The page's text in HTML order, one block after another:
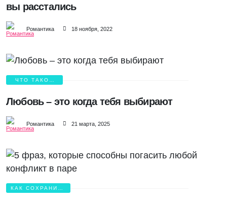
вы расстались
Романтика 18 ноября, 2022
ЧТО ТАКОЕ
Любовь – это когда тебя выбирают
Романтика 21 марта, 2025
КАК СОХРАНИТЬ